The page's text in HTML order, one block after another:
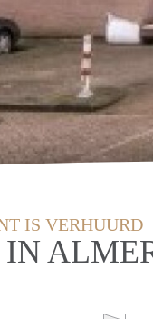
IS VERHUURD